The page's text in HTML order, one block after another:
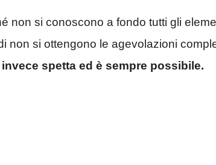
non si conoscono a fondo tutti gli
non si ottengono le agevolazioni
spetta ed è sempre possibile.